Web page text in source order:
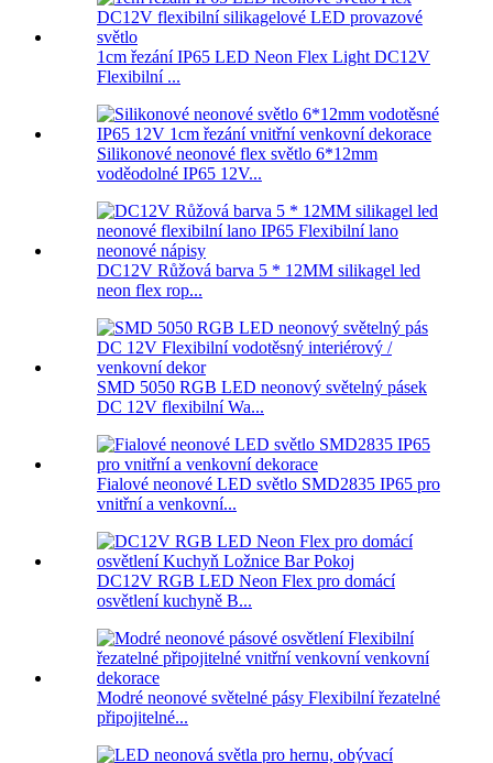
1cm řezání IP65 LED Neon Flex Light DC12V
Flexibilní ...
Silikonové neonové flex světlo 6*12mm
voděodolné IP65 12V...
DC12V Růžová barva 5 * 12MM silikagel led
neon flex rop...
SMD 5050 RGB LED neonový světelný pásek
DC 12V flexibilní Wa...
Fialové neonové LED světlo SMD2835 IP65 pro
vnitřní a venkovní...
DC12V RGB LED Neon Flex pro domácí
osvětlení kuchyně B...
Modré neonové světelné pásy Flexibilní řezatelné
připojitelné...